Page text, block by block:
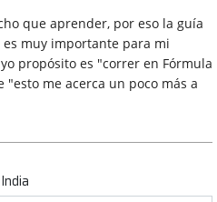
que aprender, por eso la guía
muy importante para mi
propósito es "correr en Fórmula
me acerca un poco más a